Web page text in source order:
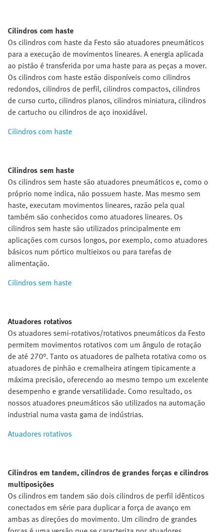
Cilindros com haste
Os cilindros com haste da Festo são atuadores pneumáticos
para a execução de movimentos lineares. A energia aplicada
ao pistão é transferida por uma haste para as peças a mover.
Os cilindros com haste estão disponíveis como cilindros
redondos, cilindros de perfil, cilindros compactos, cilindros
de curso curto, cilindros planos, cilindros miniatura, cilindros
de cartucho ou cilindros de aço inoxidável.
Cilindros com haste
Cilindros sem haste
Os cilindros sem haste são atuadores pneumáticos e, como o
próprio nome indica, não possuem haste. Mas mesmo sem
haste, executam movimentos lineares, razão pela qual
também são conhecidos como atuadores lineares. Os
cilindros sem haste são utilizados principalmente em
aplicações com cursos longos, por exemplo, como atuadores
básicos num pórtico multieixos ou para tarefas de
alimentação.
Cilindros sem haste
Atuadores rotativos
Os atuadores semi-rotativos/rotativos pneumáticos da Festo
permitem movimentos rotativos com um ângulo de rotação
de até 270°. Tanto os atuadores de palheta rotativa como os
atuadores de pinhão e cremalheira atingem tipicamente a
máxima precisão, oferecendo ao mesmo tempo um excelente
desempenho e grande versatilidade. Como resultado, os
nossos atuadores pneumáticos são utilizados na automação
industrial numa vasta gama de indústrias.
Atuadores rotativos
Cilindros em tandem, cilindros de grandes forças e cilindros
multiposições
Os cilindros em tandem são dois cilindros de perfil idênticos
conectados em série para duplicar a força de avanço em
ambas as direções do movimento. Um cilindro de grandes